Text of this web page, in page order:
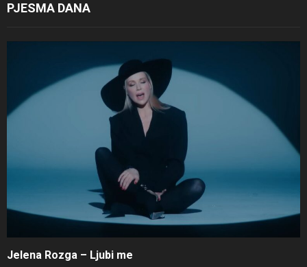
PJESMA DANA
Jelena Rozga – Ljubi me